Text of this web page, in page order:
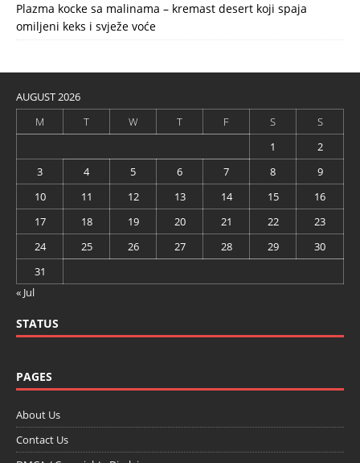
Plazma kocke sa malinama – kremast desert koji spaja
omiljeni keks i svježe voće
AUGUST 2026
M
T W T F S
S
1
2
3
4 5 6 7 8
9
10
11 12 13 14 15
16
17
18 19 20 21 22
23
24
25 26 27 28 29
30
31
« Jul
STATUS
PAGES
About Us
Contact Us